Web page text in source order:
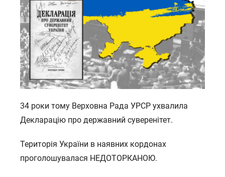
34 роки тому Верховна Рада УРСР ухвалила
Декларацію про державний суверенітет.
Територія України в наявних кордонах
проголошувалася НЕДОТОРКАНОЮ.